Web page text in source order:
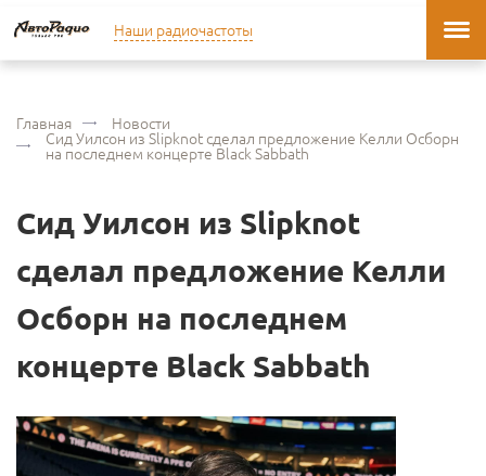
Наши радиочастоты
Главная Новости
Сид Уилсон из Slipknot сделал предложение Келли Осборн
на последнем концерте Black Sabbath
Сид Уилсон из Slipknot
сделал предложение Келли
Осборн на последнем
концерте Black Sabbath